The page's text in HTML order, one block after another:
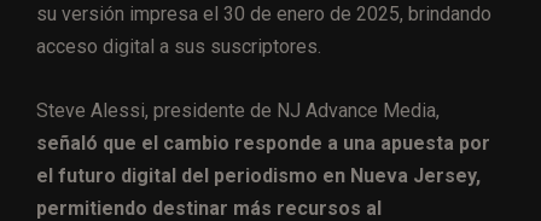
su versión impresa el 30 de enero de 2025, brindando
acceso digital a sus suscriptores.
Steve Alessi, presidente de NJ Advance Media,
señaló que el cambio responde a una apuesta por
el futuro digital del periodismo en Nueva Jersey,
permitiendo destinar más recursos al